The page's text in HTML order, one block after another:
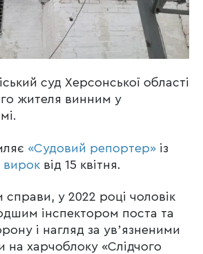
суд Херсонської області
жителя винним у
«Судовий репортер» із
вирок від 15 квітня.
справи, у 2022 році чоловік
інспектором поста та
і нагляд за увʼязненими
на харчоблоку «Слідчого